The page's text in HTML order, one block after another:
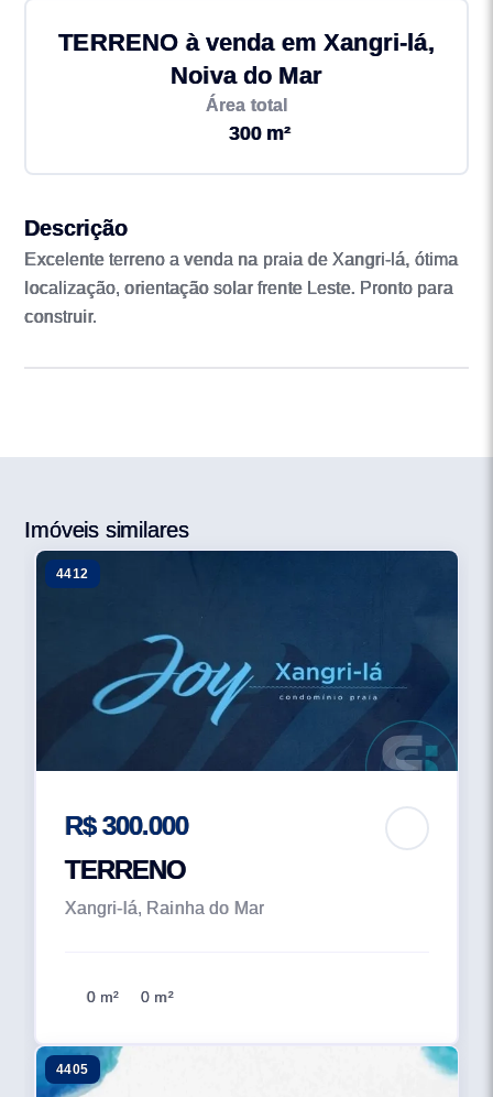
TERRENO à venda em Xangri-lá,
Noiva do Mar
Área total
300 m²
Descrição
Excelente terreno a venda na praia de Xangri-lá, ótima
localização, orientação solar frente Leste. Pronto para
construir.
Imóveis similares
4412
R$ 300.000
TERRENO
Xangri-lá, Rainha do Mar
0 m² 0 m²
4405